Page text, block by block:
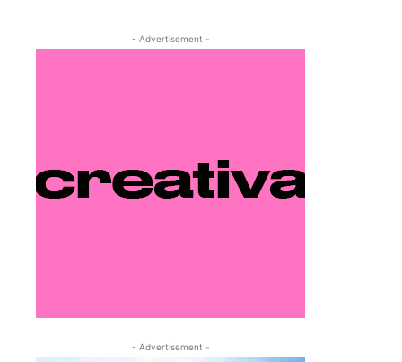
- Advertisement -
- Advertisement -